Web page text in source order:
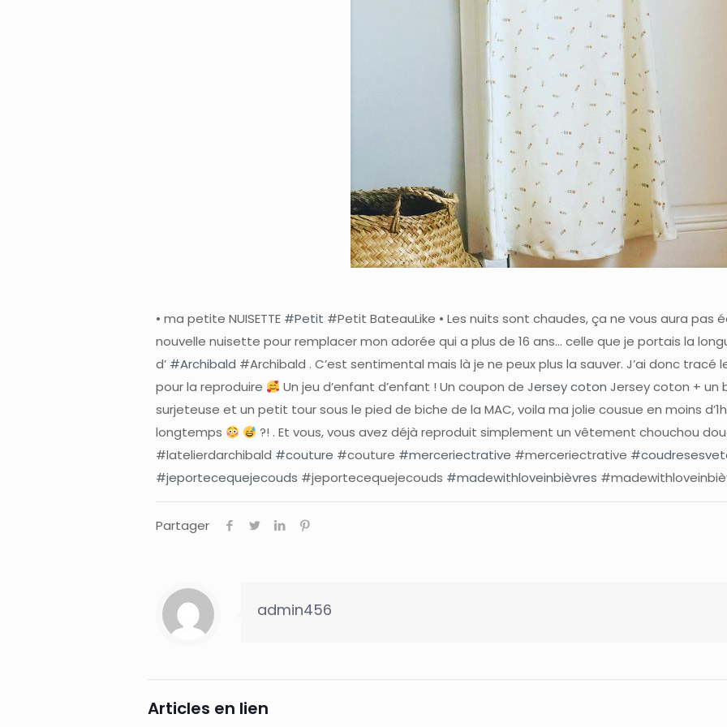
• ma petite NUISETTE #Petit #Petit BateauLike • Les nuits sont chaudes, ça ne vous aura pas
nouvelle nuisette pour remplacer mon adorée qui a plus de 16 ans… celle que je portais la
d’ #Archibald #Archibald . C’est sentimental mais là je ne peux plus la sauver. J’ai donc
pour la reproduire
Un jeu d’enfant d’enfant ! Un coupon de Jersey coton Jersey coton + un
surjeteuse et un petit tour sous le pied de biche de la MAC, voila ma jolie cousue en moins
longtemps
?! . Et vous, vous avez déjà reproduit simplement un vêtement chouchou
#latelierdarchibald #couture #couture #merceriectrative #merceriectrative
#jeportecequejecouds #jeportecequejecouds #madewithloveinbièvres
Partager
admin456
Articles en lien